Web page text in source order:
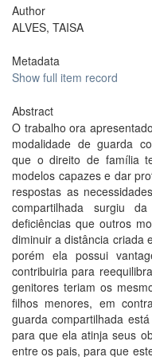
Author
ALVES, TAISA
Metadata
Show full item record
Abstract
O trabalho ora
modalidade de guarda
que o direito de família
modelos capazes e dar
respostas as
compartilhada surgiu
deficiências que outros
diminuir a distância criada
porém ela possui
contribuiria para
genitores teriam os
filhos menores, em
guarda compartilhada
para que ela atinja seus
entre os pais, para que